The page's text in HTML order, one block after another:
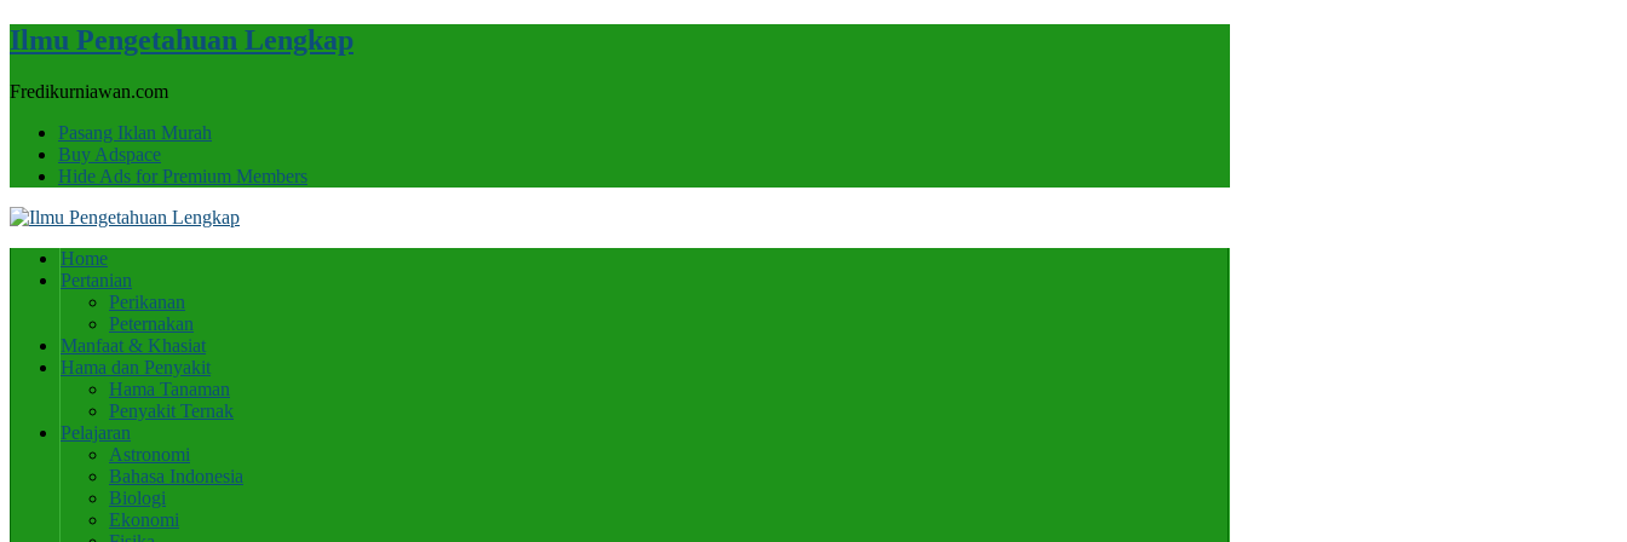
Ilmu Pengetahuan Lengkap
Fredikurniawan.com
Pasang Iklan Murah
Buy Adspace
Hide Ads for Premium Members
Home
Pertanian
Perikanan
Peternakan
Manfaat & Khasiat
Hama dan Penyakit
Hama Tanaman
Penyakit Ternak
Pelajaran
Astronomi
Bahasa Indonesia
Biologi
Ekonomi